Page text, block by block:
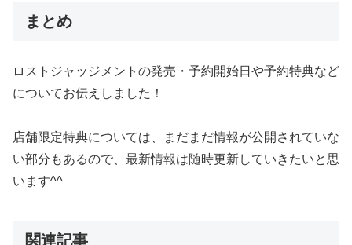
まとめ
ロストジャッジメントの発売・予約開始日や予約特典など
についてお伝えしました！
店舗限定特典については、まだまだ情報が公開されていな
い部分もあるので、最新情報は随時更新していきたいと思
います^^
関連記事